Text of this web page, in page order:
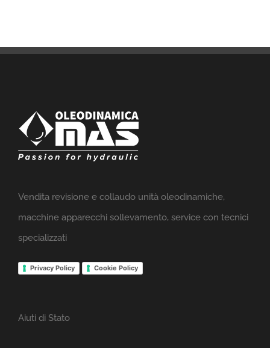
Vendita revisione e collaudo unità oleodinamiche,
macchine apparecchi sollevamento, service con tecnici
specializzati
Privacy Policy Cookie Policy
Aiuti di Stato